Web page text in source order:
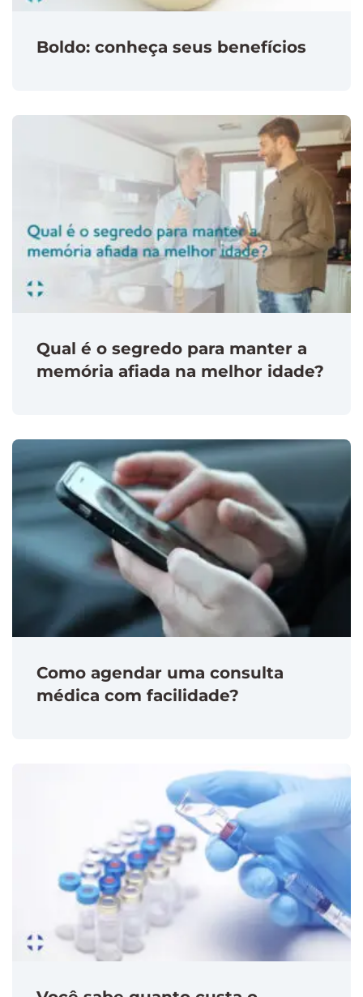
Boldo: conheça seus benefícios
Qual é o segredo para manter a
memória afiada na melhor idade?
Como agendar uma consulta
médica com facilidade?